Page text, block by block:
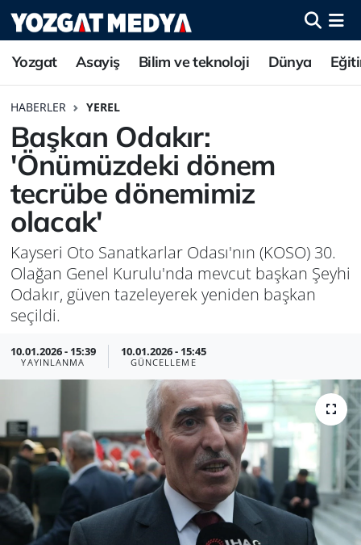
Yozgat Asayiş Bilim ve teknoloji Dünya
HABERLER YEREL
Başkan Odakır:
'Önümüzdeki dönem
tecrübe dönemimiz
olacak'
Kayseri Oto Sanatkarlar Odası'nın (KOSO) 30.
Olağan Genel Kurulu'nda mevcut başkan Şeyhi
Odakır, güven tazeleyerek yeniden başkan
seçildi.
10.01.2026 - 15:39
YAYINLANMA
10.01.2026 - 15:45
GÜNCELLEME